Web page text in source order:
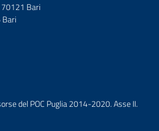
70121 Bari
del POC Puglia 2014-2020. Asse II.